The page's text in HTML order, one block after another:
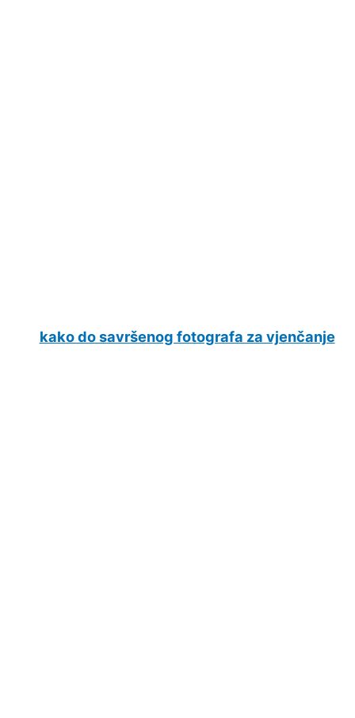
kako do savršenog fotografa za vjenčanje